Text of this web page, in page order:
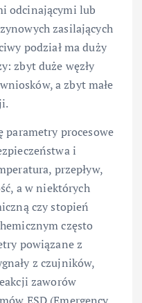
odcinającymi lub
zasilających
podział ma duży
zbyt duże węzły
a zbyt małe
parametry procesowe
i
przepływ,
a w niektórych
czy stopień
często
powiązane z
z czujników,
zaworów